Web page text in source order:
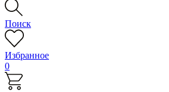
Поиск
Избранное
0